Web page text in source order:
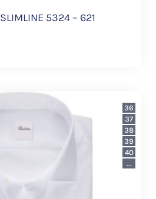
SLIMLINE 5324 – 621
36
37
38
39
40
...